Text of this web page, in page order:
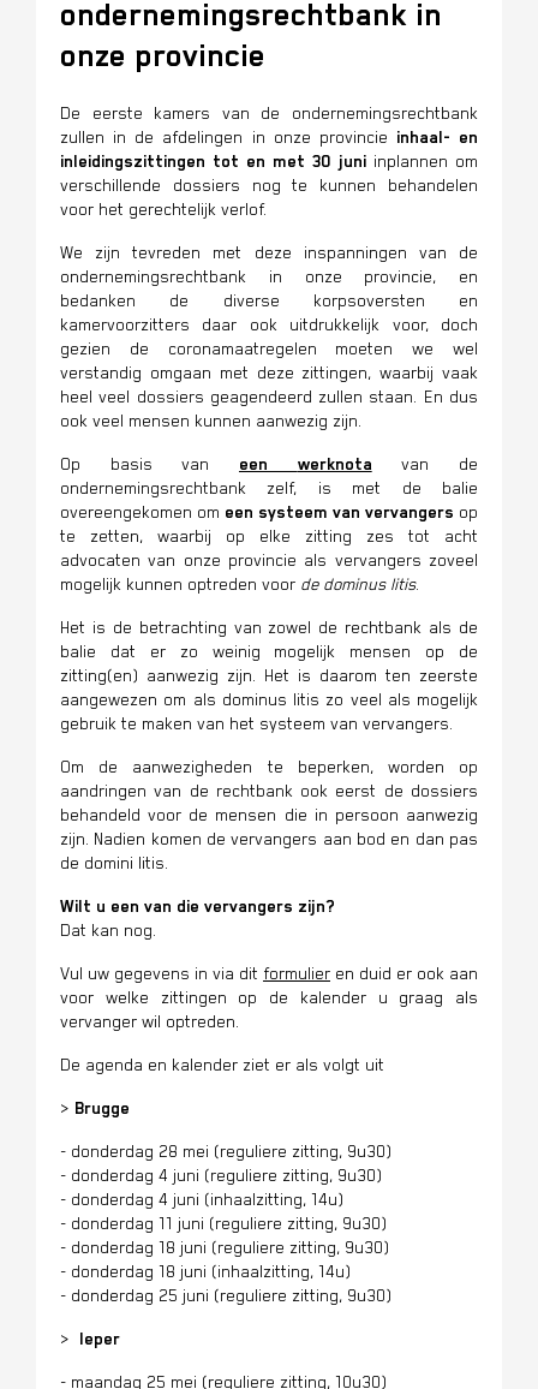
ondernemingsrechtbank in
onze provincie
De eerste kamers van de ondernemingsrechtbank
zullen in de afdelingen in onze provincie inhaal- en
inleidingszittingen tot en met 30 juni inplannen om
verschillende dossiers nog te kunnen behandelen
voor het gerechtelijk verlof.
We zijn tevreden met deze inspanningen van de
ondernemingsrechtbank in onze provincie, en
bedanken de diverse korpsoversten en
kamervoorzitters daar ook uitdrukkelijk voor, doch
gezien de coronamaatregelen moeten we wel
verstandig omgaan met deze zittingen, waarbij vaak
heel veel dossiers geagendeerd zullen staan. En dus
ook veel mensen kunnen aanwezig zijn.
Op basis van een werknota van de
ondernemingsrechtbank zelf, is met de balie
overeengekomen om een systeem van vervangers op
te zetten, waarbij op elke zitting zes tot acht
advocaten van onze provincie als vervangers zoveel
mogelijk kunnen optreden voor de dominus litis.
Het is de betrachting van zowel de rechtbank als de
balie dat er zo weinig mogelijk mensen op de
zitting(en) aanwezig zijn. Het is daarom ten zeerste
aangewezen om als dominus litis zo veel als mogelijk
gebruik te maken van het systeem van vervangers.
Om de aanwezigheden te beperken, worden op
aandringen van de rechtbank ook eerst de dossiers
behandeld voor de mensen die in persoon aanwezig
zijn. Nadien komen de vervangers aan bod en dan pas
de domini litis.
Wilt u een van die vervangers zijn?
Dat kan nog.
Vul uw gegevens in via dit formulier en duid er ook aan
voor welke zittingen op de kalender u graag als
vervanger wil optreden.
De agenda en kalender ziet er als volgt uit
> Brugge
- donderdag 28 mei (reguliere zitting, 9u30)
- donderdag 4 juni (reguliere zitting, 9u30)
- donderdag 4 juni (inhaalzitting, 14u)
- donderdag 11 juni (reguliere zitting, 9u30)
- donderdag 18 juni (reguliere zitting, 9u30)
- donderdag 18 juni (inhaalzitting, 14u)
- donderdag 25 juni (reguliere zitting, 9u30)
> Ieper
- maandag 25 mei (reguliere zitting, 10u30)